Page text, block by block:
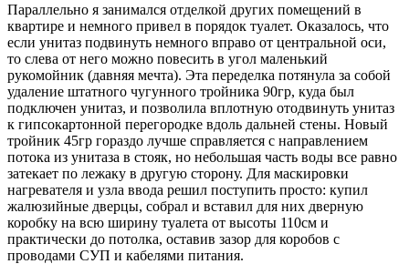
Параллельно я занимался отделкой других помещений в
квартире и немного привел в порядок туалет. Оказалось, что
если унитаз подвинуть немного вправо от центральной оси,
то слева от него можно повесить в угол маленький
рукомойник (давняя мечта). Эта переделка потянула за собой
удаление штатного чугунного тройника 90гр, куда был
подключен унитаз, и позволила вплотную отодвинуть унитаз
к гипсокартонной перегородке вдоль дальней стены. Новый
тройник 45гр гораздо лучше справляется с направлением
потока из унитаза в стояк, но небольшая часть воды все равно
затекает по лежаку в другую сторону. Для маскировки
нагревателя и узла ввода решил поступить просто: купил
жалюзийные дверцы, собрал и вставил для них дверную
коробку на всю ширину туалета от высоты 110см и
практически до потолка, оставив зазор для коробов с
проводами СУП и кабелями питания.